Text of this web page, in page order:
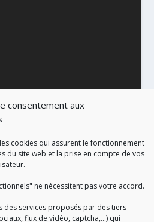
consentement aux
cookies qui assurent le fonctionnement
du site web et la prise en compte de vos
ne nécessitent pas votre accord.
des services proposés par des tiers
flux de vidéo, captcha,...) qui